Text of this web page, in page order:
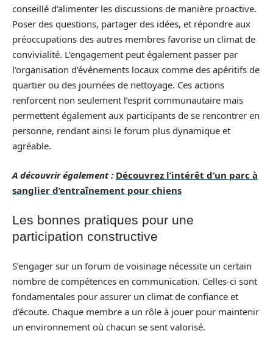
conseillé d’alimenter les discussions de manière proactive.
Poser des questions, partager des idées, et répondre aux
préoccupations des autres membres favorise un climat de
convivialité. L’engagement peut également passer par
l’organisation d’événements locaux comme des apéritifs de
quartier ou des journées de nettoyage. Ces actions
renforcent non seulement l’esprit communautaire mais
permettent également aux participants de se rencontrer en
personne, rendant ainsi le forum plus dynamique et
agréable.
A découvrir également : Découvrez l’intérêt d’un parc à
sanglier d’entraînement pour chiens
Les bonnes pratiques pour une
participation constructive
S’engager sur un forum de voisinage nécessite un certain
nombre de compétences en communication. Celles-ci sont
fondamentales pour assurer un climat de confiance et
d’écoute. Chaque membre a un rôle à jouer pour maintenir
un environnement où chacun se sent valorisé.